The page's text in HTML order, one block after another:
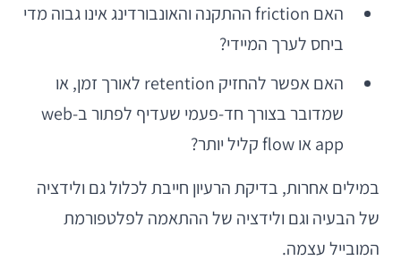
האם friction ההתקנה והאונבורדינג אינו גבוה מדי
ביחס לערך המיידי?
האם אפשר להחזיק retention לאורך זמן, או
שמדובר בצורך חד-פעמי שעדיף לפתור ב-web
app או flow קליל יותר?
במילים אחרות, בדיקת הרעיון חייבת לכלול גם ולידציה
של הבעיה וגם ולידציה של ההתאמה לפלטפורמת
המובייל עצמה.